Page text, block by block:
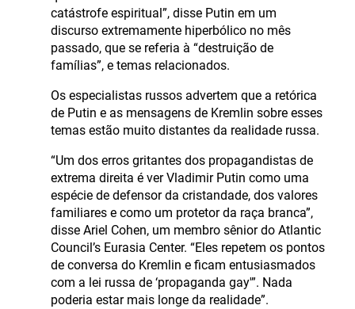
catástrofe espiritual”, disse Putin em um
discurso extremamente hiperbólico no mês
passado, que se referia à “destruição de
famílias”, e temas relacionados.
Os especialistas russos advertem que a retórica
de Putin e as mensagens de Kremlin sobre esses
temas estão muito distantes da realidade russa.
“Um dos erros gritantes dos propagandistas de
extrema direita é ver Vladimir Putin como uma
espécie de defensor da cristandade, dos valores
familiares e como um protetor da raça branca”,
disse Ariel Cohen, um membro sênior do Atlantic
Council’s Eurasia Center. “Eles repetem os pontos
de conversa do Kremlin e ficam entusiasmados
com a lei russa de ‘propaganda gay'”. Nada
poderia estar mais longe da realidade”.